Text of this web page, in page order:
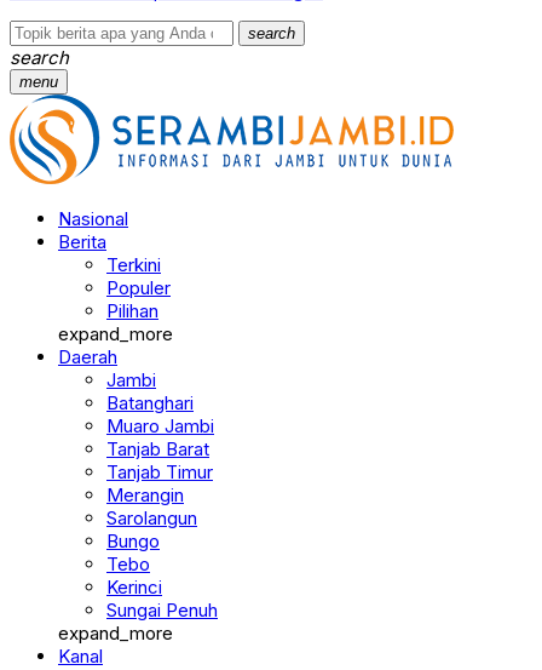
search
search
menu
Nasional
Berita
Terkini
Populer
Pilihan
expand_more
Daerah
Jambi
Batanghari
Muaro Jambi
Tanjab Barat
Tanjab Timur
Merangin
Sarolangun
Bungo
Tebo
Kerinci
Sungai Penuh
expand_more
Kanal